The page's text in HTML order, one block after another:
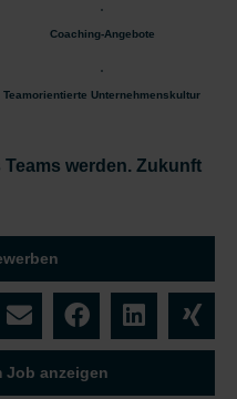
Coaching-Angebote
Teamorientierte Unternehmenskultur
werden. Zukunft
Job anzeigen